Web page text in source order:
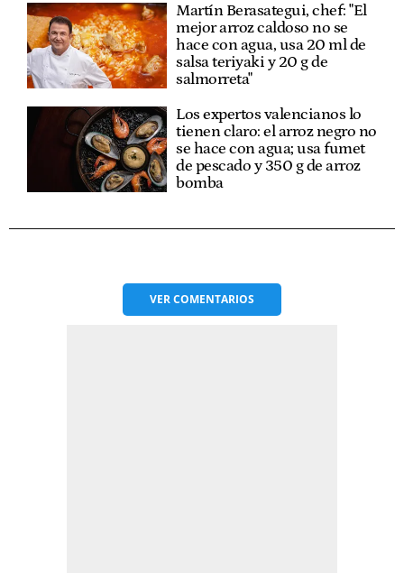
Martín Berasategui, chef: "El
mejor arroz caldoso no se
hace con agua, usa 20 ml de
salsa teriyaki y 20 g de
salmorreta"
Los expertos valencianos lo
tienen claro: el arroz negro no
se hace con agua; usa fumet
de pescado y 350 g de arroz
bomba
VERCOMENTARIOS